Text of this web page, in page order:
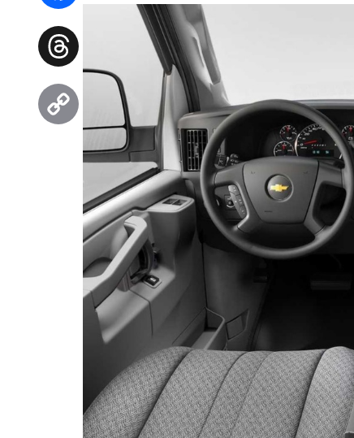
Facebook
Threads
Copy